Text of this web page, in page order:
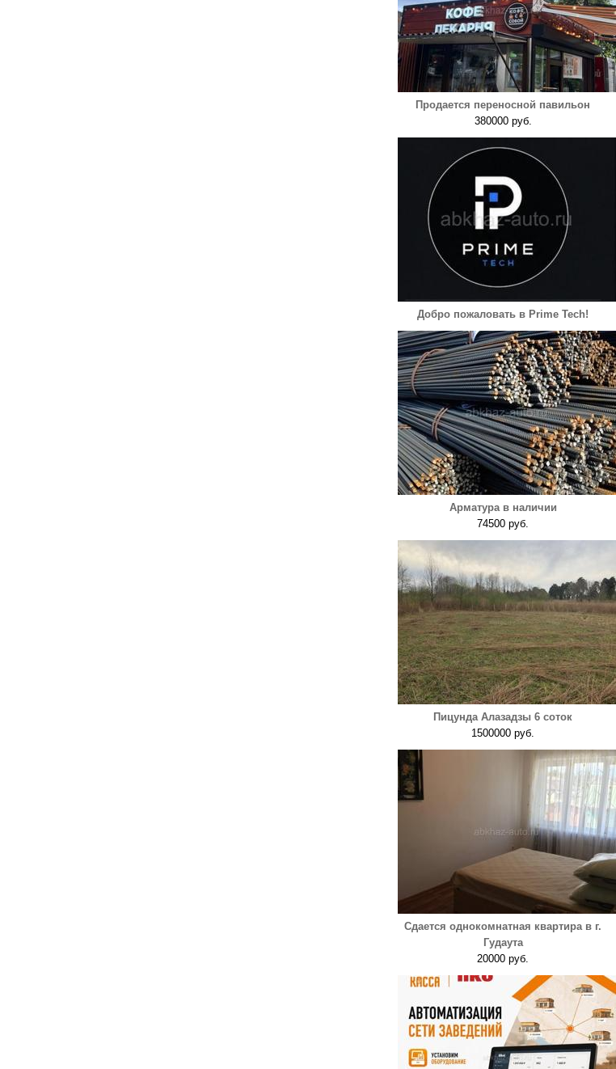
Продается переносной павильон
380000 руб.
Добро пожаловать в Prime Tech!
Арматура в наличии
74500 руб.
Пицунда Алазадзы 6 соток
1500000 руб.
Сдается однокомнатная квартира в г.
Гудаута
20000 руб.